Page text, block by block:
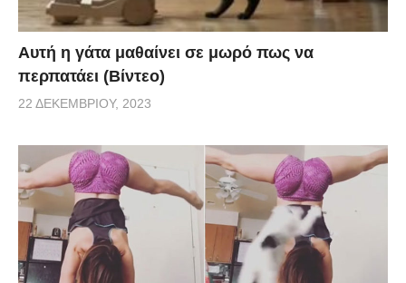
Αυτή η γάτα μαθαίνει σε μωρό πως να
περπατάει (Βίντεο)
22 ΔΕΚΕΜΒΡΊΟΥ, 2023